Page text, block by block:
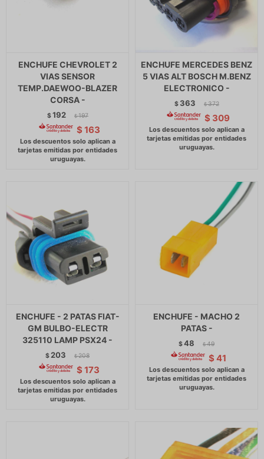
ENCHUFE CHEVROLET 2
VIAS SENSOR
TEMP.DAEWOO-BLAZER
CORSA -
$192 $ 197
$ 163
ENCHUFE MERCEDES BENZ
5 VIAS ALT BOSCH M.BENZ
ELECTRONICO -
$ 363 $ 372
$ 309
ENCHUFE - 2 PATAS FIAT-
GM BULBO-ELECTR
325110 LAMP PSX24 -
$ 203 $ 208
$ 173
ENCHUFE - MACHO 2
PATAS -
$48 $ 49
$ 41